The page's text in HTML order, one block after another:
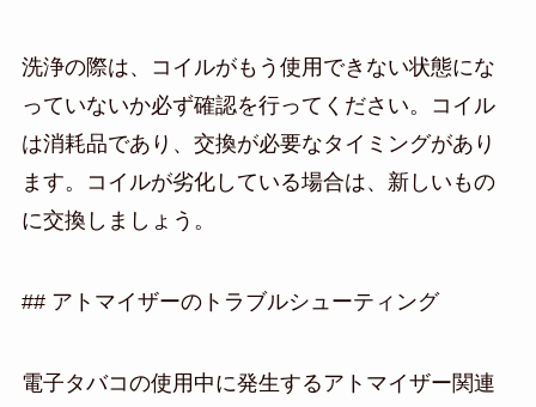
洗浄の際は、コイルがもう使用できない状態にな
っていないか必ず確認を行ってください。コイル
は消耗品であり、交換が必要なタイミングがあり
ます。コイルが劣化している場合は、新しいもの
に交換しましょう。
## アトマイザーのトラブルシューティング
電子タバコの使用中に発生するアトマイザー関連